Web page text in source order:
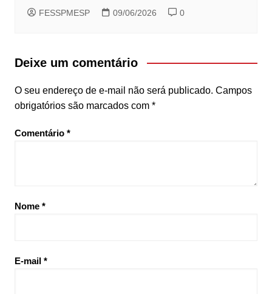
FESSPMESP 09/06/2026 0
Deixe um comentário
O seu endereço de e-mail não será publicado. Campos
obrigatórios são marcados com *
Comentário *
Nome *
E-mail *